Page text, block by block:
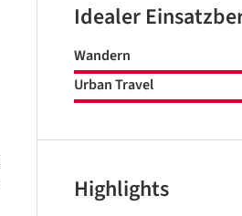
Idealer
Wandern
Urban Travel
Highlights